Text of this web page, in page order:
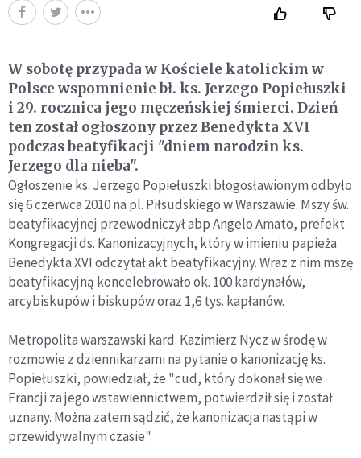
W sobotę przypada w Kościele katolickim w
Polsce wspomnienie bł. ks. Jerzego Popiełuszki
i 29. rocznica jego męczeńskiej śmierci. Dzień
ten został ogłoszony przez Benedykta XVI
podczas beatyfikacji "dniem narodzin ks.
Jerzego dla nieba".
Ogłoszenie ks. Jerzego Popiełuszki błogosławionym odbyło
się 6 czerwca 2010 na pl. Piłsudskiego w Warszawie. Mszy św.
beatyfikacyjnej przewodniczył abp Angelo Amato, prefekt
Kongregacji ds. Kanonizacyjnych, który w imieniu papieża
Benedykta XVI odczytał akt beatyfikacyjny. Wraz z nim mszę
beatyfikacyjną koncelebrowało ok. 100 kardynałów,
arcybiskupów i biskupów oraz 1,6 tys. kapłanów.
Metropolita warszawski kard. Kazimierz Nycz w środę w
rozmowie z dziennikarzami na pytanie o kanonizację ks.
Popiełuszki, powiedział, że "cud, który dokonał się we
Francji za jego wstawiennictwem, potwierdził się i został
uznany. Można zatem sądzić, że kanonizacja nastąpi w
przewidywalnym czasie".